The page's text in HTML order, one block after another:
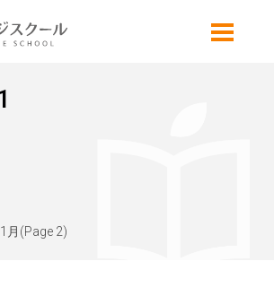
1月 (Page 2)